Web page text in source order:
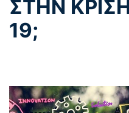
ΣΤΗΝ
19;